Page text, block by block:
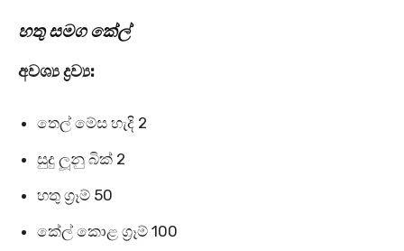
හතු සමග කේල්
අවශ්‍ය ද්‍රව්‍ය:
තෙල් මේස හැදි 2
සුදු ලූනු බික් 2
හතු ග්‍රෑම් 50
කේල් කොළ ග්‍රෑම් 100